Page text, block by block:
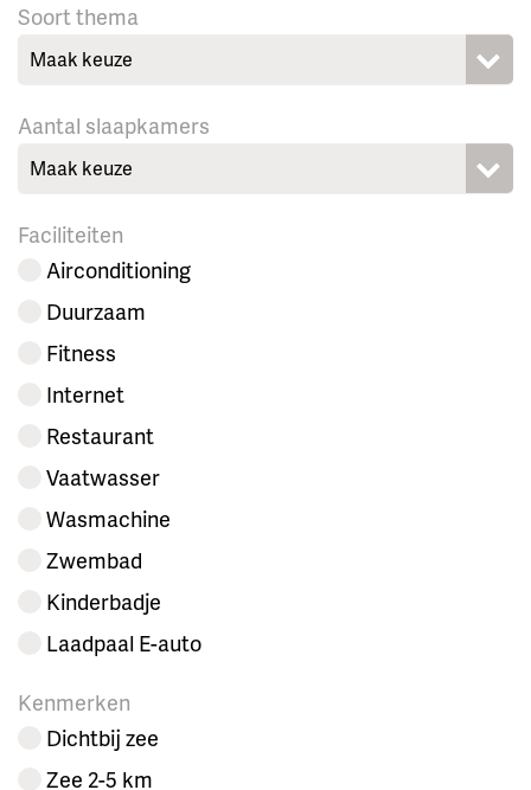
Soort thema
Maak keuze
Aantal slaapkamers
Maak keuze
Faciliteiten
Airconditioning
Duurzaam
Fitness
Internet
Restaurant
Vaatwasser
Wasmachine
Zwembad
Kinderbadje
Laadpaal E-auto
Kenmerken
Dichtbij zee
Zee 2-5 km